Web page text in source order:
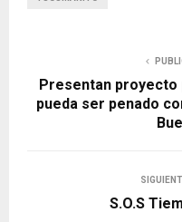
Presentan proyecto
pueda ser penado
S.O.S